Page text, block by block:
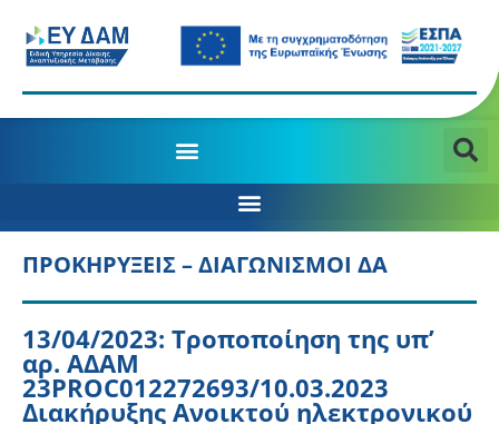
ΠΡΟΚΗΡΥΞΕΙΣ – ΔΙΑΓΩΝΙΣΜΟΙ ΔΑ
13/04/2023: Τροποποίηση της υπ’
αρ. ΑΔΑΜ
23PROC012272693/10.03.2023
Διακήρυξης Ανοικτού ηλεκτρονικού